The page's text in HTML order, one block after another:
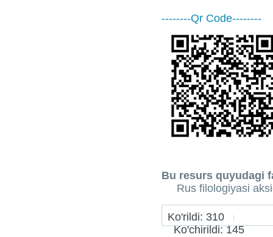
--------Qr Code--------
Bu resurs quyudagi
Rus filologiyasi
Ko'rildi: 310
Ko'chirildi: 145